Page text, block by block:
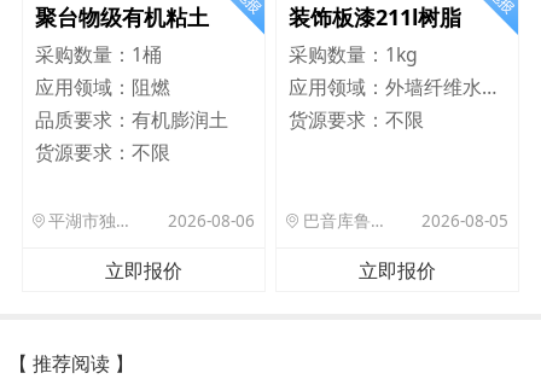
聚台物级有机粘土
采购数量： 1桶
应用领域： 阻燃
品质要求： 有机膨润土
货源要求： 不限
平湖市独山港镇集港路 589 号 2026-08-06
立即报价
装饰板漆211l树脂
采购数量： 1kg
应用领域：
外墙纤维水泥板
货源要求：不限
巴音库鲁提镇,托帕口岸六号库房 2026-08-05
立即报价
【 推荐阅读 】